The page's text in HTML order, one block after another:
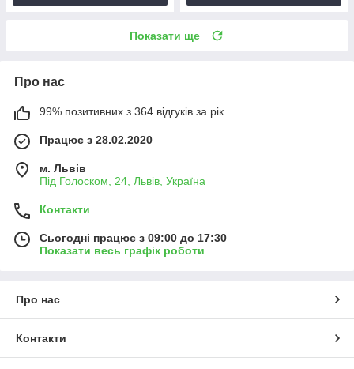
Показати ще
Про нас
99% позитивних з 364 відгуків за рік
Працює з 28.02.2020
м. Львів
Під Голоском, 24, Львів, Україна
Контакти
Сьогодні працює з 09:00 до 17:30
Показати весь графік роботи
Про нас
Контакти